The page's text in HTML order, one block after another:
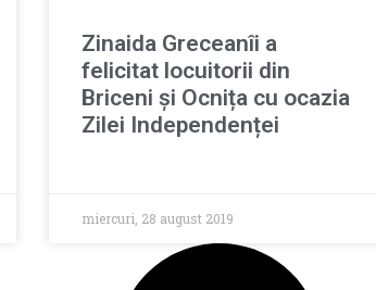
Zinaida Greceanîi a
felicitat locuitorii din
Briceni și Ocnița cu ocazia
Zilei Independenței
miercuri, 28 august 2019